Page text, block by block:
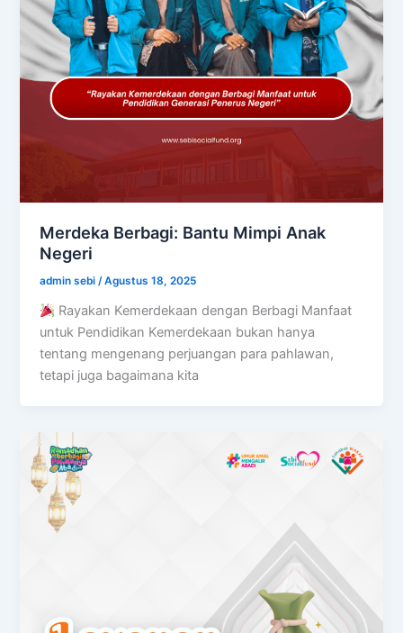
Merdeka Berbagi: Bantu Mimpi Anak
Negeri
admin sebi/Agustus 18, 2025
Rayakan Kemerdekaan dengan Berbagi Manfaat
untuk Pendidikan Kemerdekaan bukan hanya
tentang mengenang perjuangan para pahlawan,
tetapi juga bagaimana kita